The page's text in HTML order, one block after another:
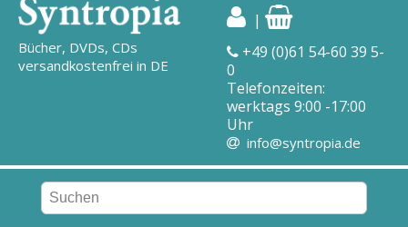
Bücher, DVDs, CDs
versandkostenfrei in DE
|
+49 (0)61 54-60 39 5-
0
Telefonzeiten:
werktags 9:00 -17:00
Uhr
info@syntropia.de